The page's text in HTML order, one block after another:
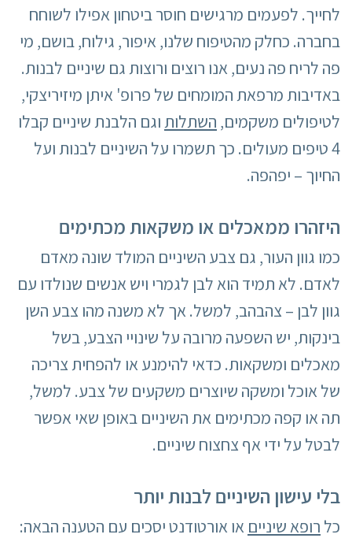
לחייך. לפעמים מרגישים חוסר ביטחון אפילו לשוחח
בחברה. כחלק מהטיפוח שלנו, איפור, גילוח, בושם, מי
פה לריח פה נעים, אנו רוצים ורוצות גם שיניים לבנות.
באדיבות מרפאת המומחים של פרופ' איתן מיזיריצקי,
לטיפולים משקמים, השתלותוגם הלבנת שיניים קבלו
4 טיפים מעולים. כך תשמרו על השיניים לבנות ועל
החיוך – יפהפה.
היזהרו ממאכלים או משקאות מכתימים
כמו גוון העור, גם צבע השיניים המולד שונה מאדם
לאדם. לא תמיד הוא לבן לגמרי ויש אנשים שנולדו עם
גוון לבן – צהבהב, למשל. אך לא משנה מהו צבע השן
בינקות, יש השפעה מרובה על שינויי הצבע, בשל
מאכלים ומשקאות. כדאי להימנע או להפחית צריכה
של אוכל ומשקה שיוצרים משקעים של צבע. למשל,
תה או קפה מכתימים את השיניים באופן שאי אפשר
לבטל על ידי אף צחצוח שיניים.
בלי עישון השיניים לבנות יותר
כל רופא שיניים או אורטודנט יסכים עם הטענה הבאה: